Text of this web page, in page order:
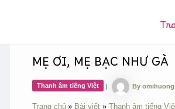
MẸ ƠI, MẸ BẠC NHƯ GÀ
Thanh âm tiếng Việt | By omihuong
Trang chủ Bài viết Thanh âm tiếng